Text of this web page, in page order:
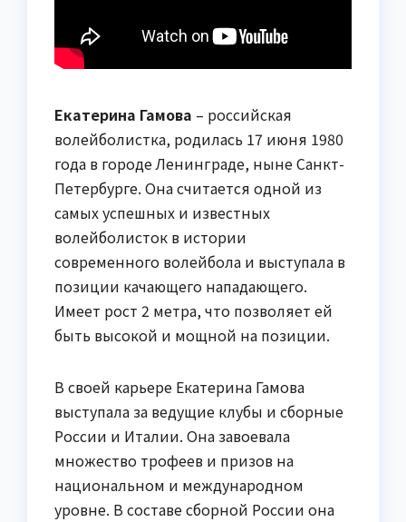
Екатерина Гамова – российская
волейболистка, родилась 17 июня 1980
года в городе Ленинграде, ныне Санкт-
Петербурге. Она считается одной из
самых успешных и известных
волейболисток в истории
современного волейбола и выступала в
позиции качающего нападающего.
Имеет рост 2 метра, что позволяет ей
быть высокой и мощной на позиции.
В своей карьере Екатерина Гамова
выступала за ведущие клубы и сборные
России и Италии. Она завоевала
множество трофеев и призов на
национальном и международном
уровне. В составе сборной России она